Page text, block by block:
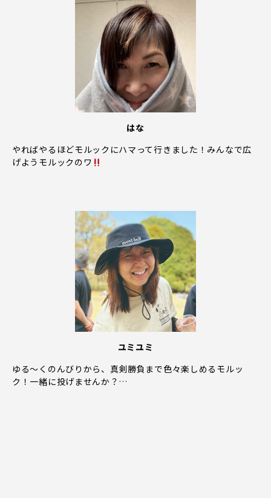
はな
やればやるほどモルックにハマって行きました！みんなで広
げようモルックのワ
ユミユミ
ゆる〜くのんびりから、真剣勝負まで色々楽しめるモルッ
ク！一緒に投げませんか？…